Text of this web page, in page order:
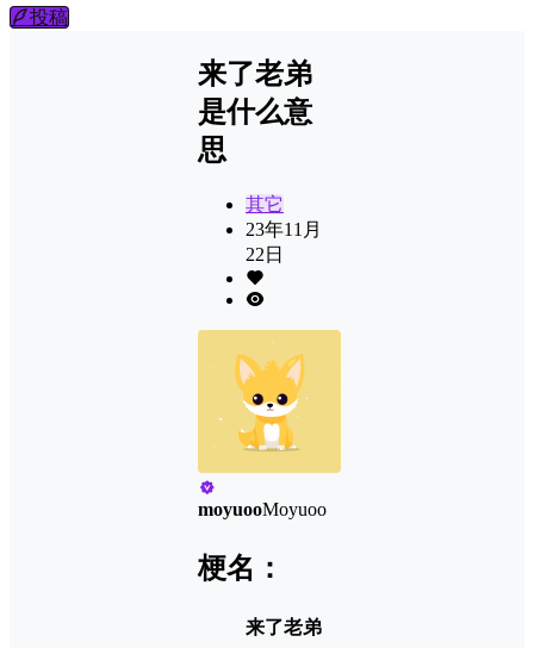
投稿
来了老弟
是什么意
思
其它
23年11月
22日
moyuooMoyuoo
梗名：
来了老弟